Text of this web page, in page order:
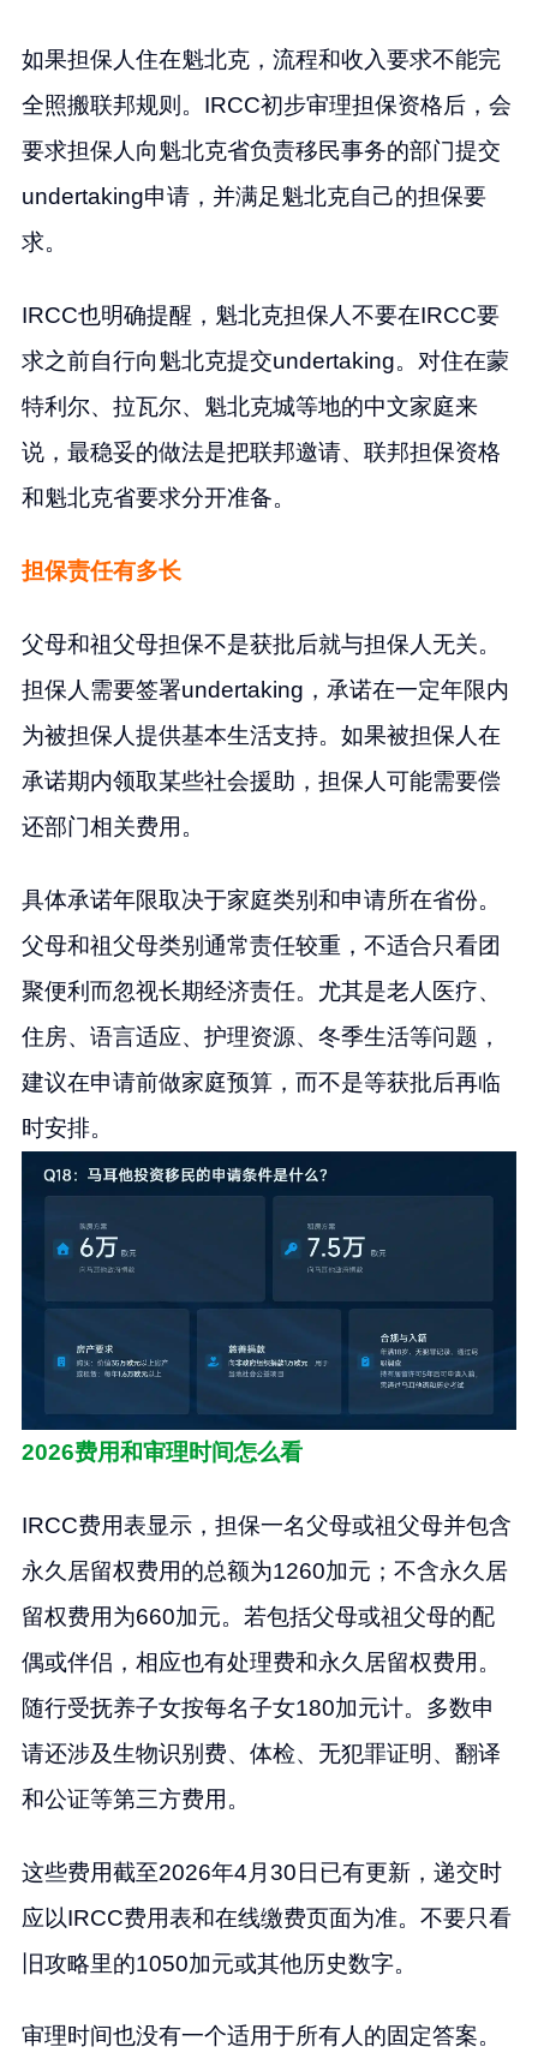
如果担保人住在魁北克，流程和收入要求不能完
全照搬联邦规则。IRCC初步审理担保资格后，会
要求担保人向魁北克省负责移民事务的部门提交
undertaking申请，并满足魁北克自己的担保要
求。
IRCC也明确提醒，魁北克担保人不要在IRCC要
求之前自行向魁北克提交undertaking。对住在蒙
特利尔、拉瓦尔、魁北克城等地的中文家庭来
说，最稳妥的做法是把联邦邀请、联邦担保资格
和魁北克省要求分开准备。
担保责任有多长
父母和祖父母担保不是获批后就与担保人无关。
担保人需要签署undertaking，承诺在一定年限内
为被担保人提供基本生活支持。如果被担保人在
承诺期内领取某些社会援助，担保人可能需要偿
还部门相关费用。
具体承诺年限取决于家庭类别和申请所在省份。
父母和祖父母类别通常责任较重，不适合只看团
聚便利而忽视长期经济责任。尤其是老人医疗、
住房、语言适应、护理资源、冬季生活等问题，
建议在申请前做家庭预算，而不是等获批后再临
时安排。
2026费用和审理时间怎么看
IRCC费用表显示，担保一名父母或祖父母并包含
永久居留权费用的总额为1260加元；不含永久居
留权费用为660加元。若包括父母或祖父母的配
偶或伴侣，相应也有处理费和永久居留权费用。
随行受抚养子女按每名子女180加元计。多数申
请还涉及生物识别费、体检、无犯罪证明、翻译
和公证等第三方费用。
这些费用截至2026年4月30日已有更新，递交时
应以IRCC费用表和在线缴费页面为准。不要只看
旧攻略里的1050加元或其他历史数字。
审理时间也没有一个适用于所有人的固定答案。